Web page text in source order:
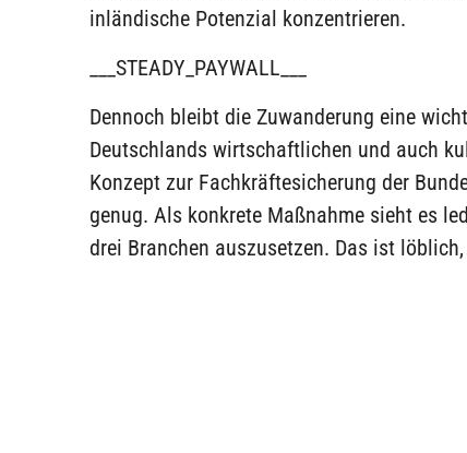
inländische Potenzial konzentrieren.
___STEADY_PAYWALL___
Dennoch bleibt die Zuwanderung eine
Deutschlands wirtschaftlichen und auch
Konzept zur Fachkräftesicherung der
genug. Als konkrete Maßnahme sieht es
drei Branchen auszusetzen. Das ist